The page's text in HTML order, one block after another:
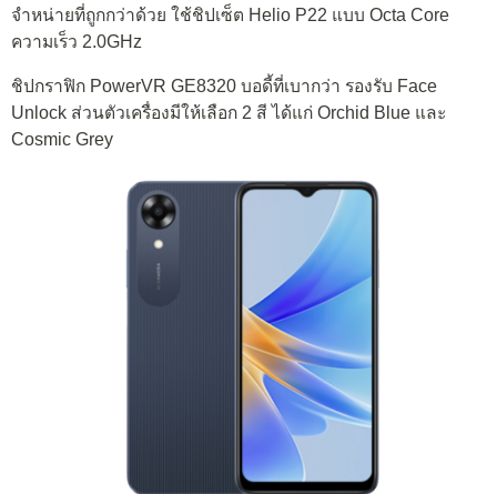
จำหน่ายที่ถูกกว่าด้วย ใช้ชิปเซ็ต Helio P22 แบบ Octa Core
ความเร็ว 2.0GHz
ชิปกราฟิก PowerVR GE8320 บอดี้ที่เบากว่า รองรับ Face
Unlock ส่วนตัวเครื่องมีให้เลือก 2 สี ได้แก่ Orchid Blue และ
Cosmic Grey